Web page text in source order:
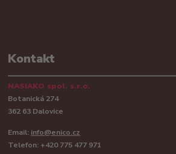
Kontakt
NASIAKO spol. s.r.o.
Botanická 274
362 63 Dalovice
Email: info@enico.cz
Telefon: +420 775 477 971